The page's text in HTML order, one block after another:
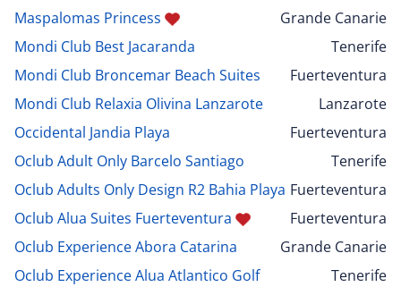
Maspalomas Princess
Grande Canarie
Mondi Club Best Jacaranda
Tenerife
Mondi Club Broncemar Beach Suites
Fuerteventura
Mondi Club Relaxia Olivina Lanzarote
Lanzarote
Occidental Jandia Playa
Fuerteventura
Oclub Adult Only Barcelo Santiago
Tenerife
Oclub Adults Only Design R2 Bahia Playa Fuerteventura
Oclub Alua Suites Fuerteventura
Fuerteventura
Oclub Experience Abora Catarina
Grande Canarie
Oclub Experience Alua Atlantico Golf
Tenerife